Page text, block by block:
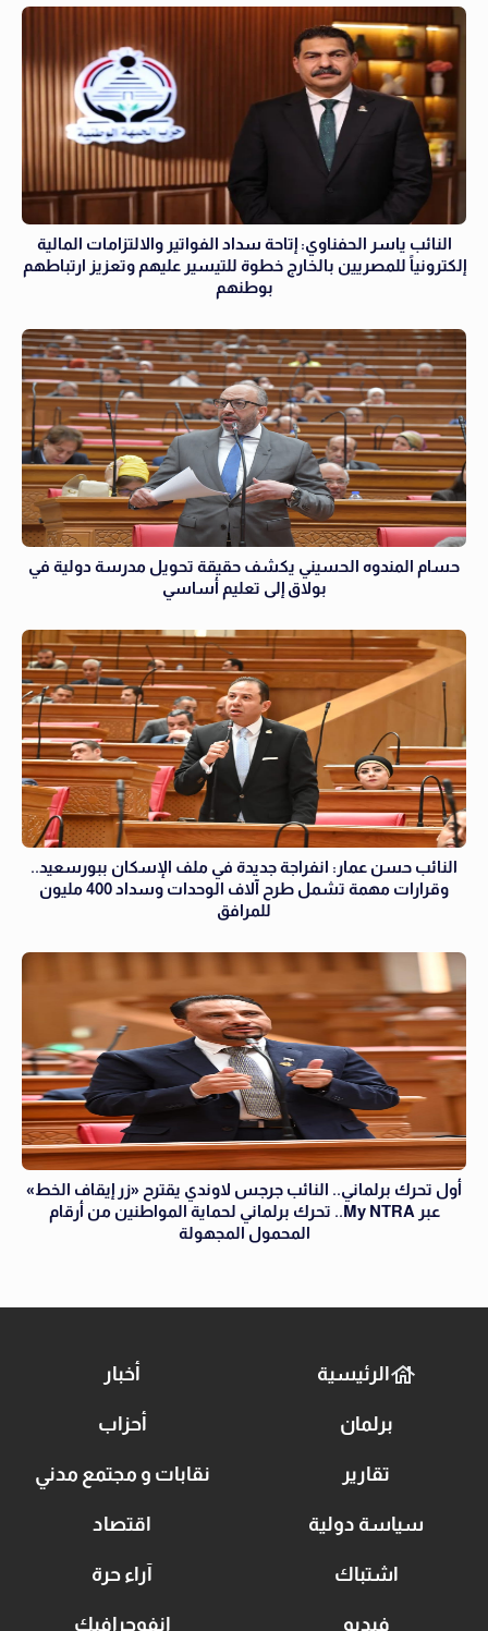
النائب ياسر الحفناوي: إتاحة سداد الفواتير والالتزامات المالية
إلكترونياً للمصريين بالخارج خطوة للتيسير عليهم وتعزيز ارتباطهم
بوطنهم
حسام المندوه الحسيني يكشف حقيقة تحويل مدرسة دولية في
بولاق إلى تعليم أساسي
النائب حسن عمار: انفراجة جديدة في ملف الإسكان ببورسعيد..
وقرارات مهمة تشمل طرح آلاف الوحدات وسداد 400 مليون
للمرافق
أول تحرك برلماني.. النائب جرجس لاوندي يقترح «زر إيقاف الخط»
عبر My NTRA.. تحرك برلماني لحماية المواطنين من أرقام
المحمول المجهولة
الرئيسية أخبار
برلمان أحزاب
تقارير نقابات و مجتمع مدني
سياسة دولية اقتصاد
اشتباك آراء حرة
فيديو انفوجرافيك